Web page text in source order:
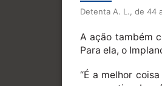
Detenta A. L., de 44
A ação também
Para ela, o
“É a melhor